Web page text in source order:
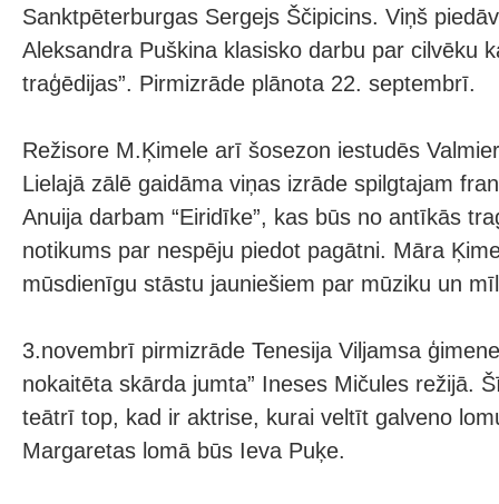
Sanktpēterburgas Sergejs Ščipicins. Viņš
Aleksandra Puškina klasisko darbu par cilvēku
traģēdijas”. Pirmizrāde plānota 22. septembrī.
Režisore M.Ķimele arī šosezon iestudēs
Lielajā zālē gaidāma viņas izrāde spilgtajam
Anuija darbam “Eiridīke”, kas būs no antīkās
notikums par nespēju piedot pagātni. Māra
mūsdienīgu stāstu jauniešiem par mūziku un
3.novembrī pirmizrāde Tenesija Viljamsa
nokaitēta skārda jumta” Ineses Mičules režijā.
teātrī top, kad ir aktrise, kurai veltīt galveno
Margaretas lomā būs Ieva Puķe.